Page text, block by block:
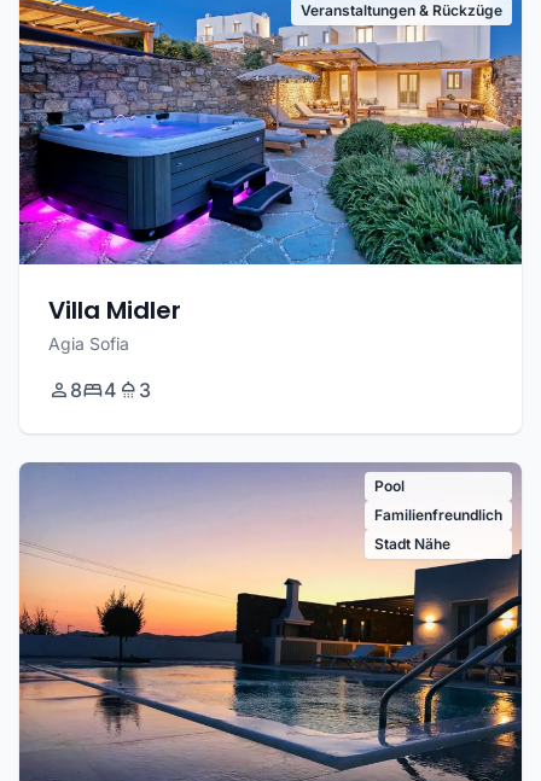
Veranstaltungen & Rückzüge
Villa Midler
Agia Sofia
8 4 3
Pool
Familienfreundlich
Stadt Nähe